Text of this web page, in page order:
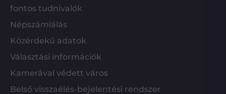
fontos tudnivalók
Népszámlálás
Közérdekű adatok
Választási információk
Kamerával védett város
Belső visszaélés-bejelentési rendszer